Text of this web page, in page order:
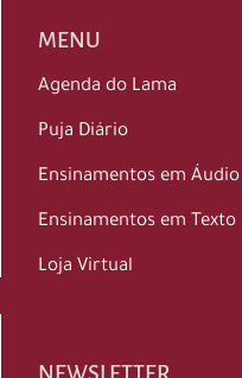
MENU
Agenda do Lama
Puja Diário
Ensinamentos em Áudio
Ensinamentos em Texto
Loja Virtual